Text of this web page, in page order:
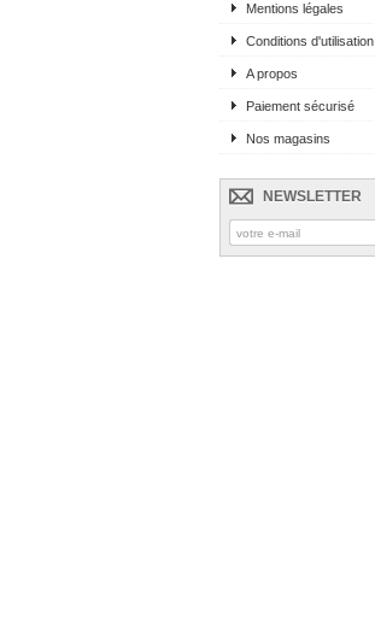
Mentions légales
Conditions d'utilisation
A propos
Paiement sécurisé
Nos magasins
NEWSLETTER